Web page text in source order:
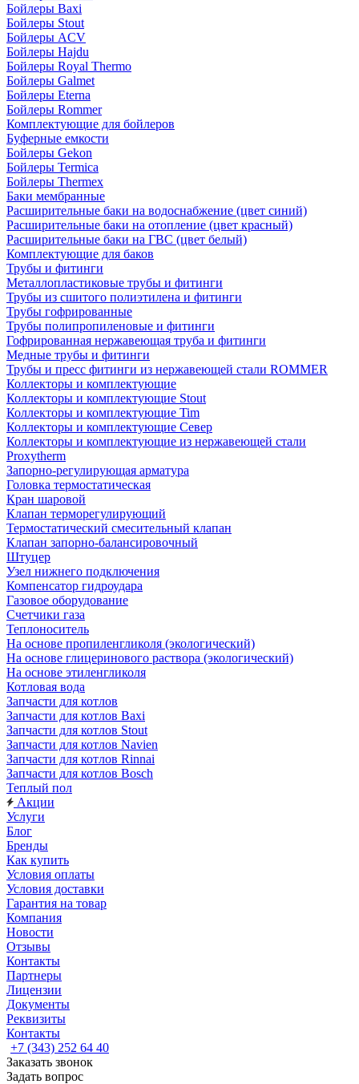
Бойлеры Baxi
Бойлеры Stout
Бойлеры ACV
Бойлеры Hajdu
Бойлеры Royal Thermo
Бойлеры Galmet
Бойлеры Eterna
Бойлеры Rommer
Комплектующие для бойлеров
Буферные емкости
Бойлеры Gekon
Бойлеры Termica
Бойлеры Thermex
Баки мембранные
Расширительные баки на водоснабжение (цвет синий)
Расширительные баки на отопление (цвет красный)
Расширительные баки на ГВС (цвет белый)
Комплектующие для баков
Трубы и фитинги
Металлопластиковые трубы и фитинги
Трубы из сшитого полиэтилена и фитинги
Трубы гофрированные
Трубы полипропиленовые и фитинги
Гофрированная нержавеющая труба и фитинги
Медные трубы и фитинги
Трубы и пресс фитинги из нержавеющей стали ROMMER
Коллекторы и комплектующие
Коллекторы и комплектующие Stout
Коллекторы и комплектующие Tim
Коллекторы и комплектующие Север
Коллекторы и комплектующие из нержавеющей стали
Proxytherm
Запорно-регулирующая арматура
Головка термостатическая
Кран шаровой
Клапан терморегулирующий
Термостатический смесительный клапан
Клапан запорно-балансировочный
Штуцер
Узел нижнего подключения
Компенсатор гидроудара
Газовое оборудование
Счетчики газа
Теплоноситель
На основе пропиленгликоля (экологический)
На основе глицеринового раствора (экологический)
На основе этиленгликоля
Котловая вода
Запчасти для котлов
Запчасти для котлов Baxi
Запчасти для котлов Stout
Запчасти для котлов Navien
Запчасти для котлов Rinnai
Запчасти для котлов Bosch
Теплый пол
Акции
Услуги
Блог
Бренды
Как купить
Условия оплаты
Условия доставки
Гарантия на товар
Компания
Новости
Отзывы
Контакты
Партнеры
Лицензии
Документы
Реквизиты
Контакты
+7 (343) 252 64 40
Заказать звонок
Задать вопрос